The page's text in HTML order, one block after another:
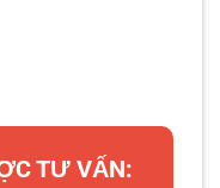
TƯ VẤN: